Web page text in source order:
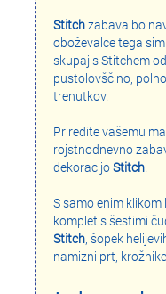
Stitchzabava bo
oboževalce tega
skupaj s Stitchem
pustolovščino,
trenutkov.
Priredite vašemu
rojstnodnevno
dekoracijoStitch.
S samo enim
komplet s šestimi
Stitch, šopek
namizni prt,